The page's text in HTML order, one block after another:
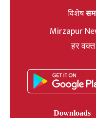
विशेष
Mirzapur
हर
Downloads